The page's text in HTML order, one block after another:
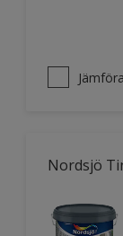
Jämföra
Nordsjö